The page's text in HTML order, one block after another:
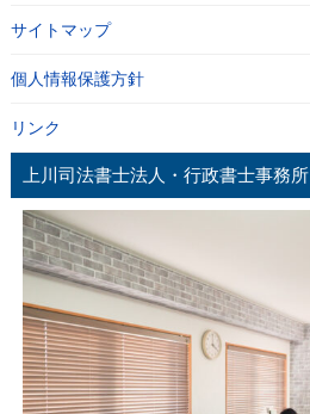
サイトマップ
個人情報保護方針
リンク
上川司法書士法人・行政書士事務所